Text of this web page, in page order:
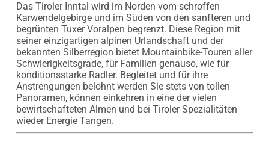
Das Tiroler Inntal wird im Norden vom schroffen
Karwendelgebirge und im Süden von den sanfteren und
begrünten Tuxer Voralpen begrenzt. Diese Region mit
seiner einzigartigen alpinen Urlandschaft und der
bekannten Silberregion bietet Mountainbike-Touren aller
Schwierigkeitsgrade, für Familien genauso, wie für
konditionsstarke Radler. Begleitet und für ihre
Anstrengungen belohnt werden Sie stets von tollen
Panoramen, können einkehren in eine der vielen
bewirtschafteten Almen und bei Tiroler Spezialitäten
wieder Energie Tangen.